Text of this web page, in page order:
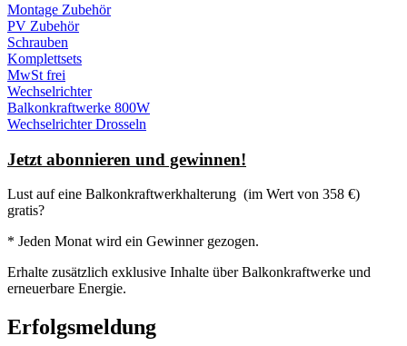
Montage Zubehör
PV Zubehör
Schrauben
Komplettsets
MwSt frei
Wechselrichter
Balkonkraftwerke 800W
Wechselrichter Drosseln
Jetzt abonnieren und gewinnen!
Lust auf eine Balkonkraftwerkhalterung (im Wert von 358 €)
gratis?
* Jeden Monat wird ein Gewinner gezogen.
Erhalte zusätzlich exklusive Inhalte über Balkonkraftwerke und
erneuerbare Energie.
Erfolgsmeldung